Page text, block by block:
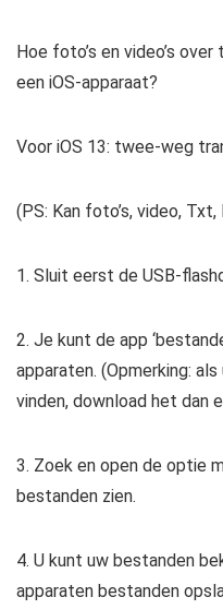
Hoe foto’s en video’s
een iOS-apparaat?
Voor iOS 13: twee-weg
(PS: Kan foto’s, video, Txt,
1. Sluit eerst de USB-
2. Je kunt de app
apparaten. (Opmerking:
vinden, download het dan
3. Zoek en open de optie
bestanden zien.
4. U kunt uw bestanden
apparaten bestanden